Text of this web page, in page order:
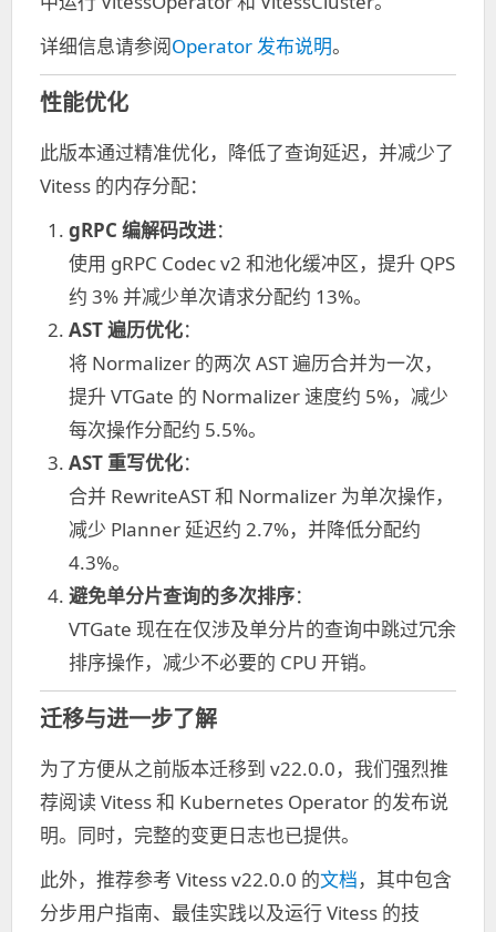
详细信息请参阅Operator 发布说明。
性能优化
此版本通过精准优化，降低了查询延迟，并减少了
Vitess 的内存分配：
gRPC 编解码改进：
使用 gRPC Codec v2 和池化缓冲区，提升 QPS
约 3% 并减少单次请求分配约 13%。
AST 遍历优化：
将 Normalizer 的两次 AST 遍历合并为一次，
提升 VTGate 的 Normalizer 速度约 5%，减少
每次操作分配约 5.5%。
AST 重写优化：
合并 RewriteAST 和 Normalizer 为单次操作，
减少 Planner 延迟约 2.7%，并降低分配约
4.3%。
避免单分片查询的多次排序：
VTGate 现在在仅涉及单分片的查询中跳过冗余
排序操作，减少不必要的 CPU 开销。
迁移与进一步了解
为了方便从之前版本迁移到 v22.0.0，我们强烈推
荐阅读 Vitess 和 Kubernetes Operator 的发布说
明。同时，完整的变更日志也已提供。
此外，推荐参考 Vitess v22.0.0 的文档，其中包含
分步用户指南、最佳实践以及运行 Vitess 的技